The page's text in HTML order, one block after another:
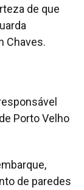
de que
Chaves.
Porto Velho
de paredes